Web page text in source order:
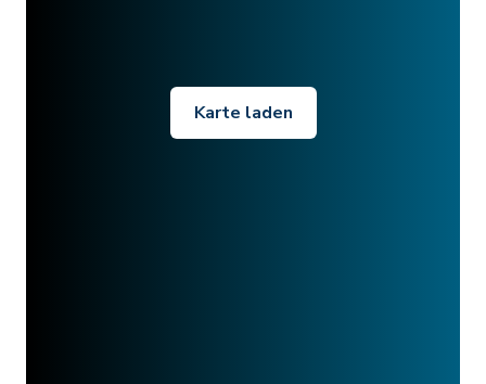
Karte laden